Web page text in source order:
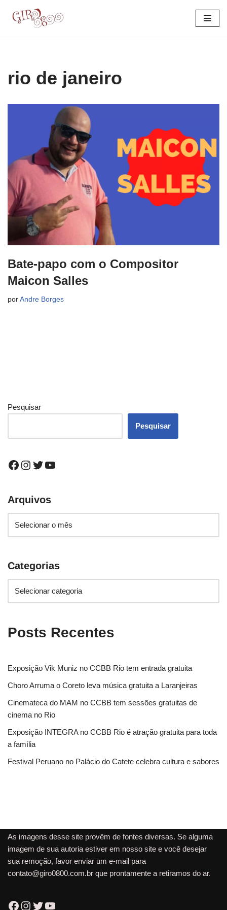
rio de janeiro
Bate-papo com o Compositor
Maicon Salles
por Andre Borges
Pesquisar
Pesquisar
Arquivos
Categorias
Posts Recentes
Exposição Vik Muniz no CCBB Rio tem entrada gratuita
Choro Arruma o Coreto leva música gratuita a Laranjeiras
Cinemateca do MAM no CCBB tem sessões gratuitas de
cinema no Rio
Exposição INTEGRA no CCBB Rio é atração gratuita para toda
a família
Festival Peruano no Palácio do Catete celebra cultura e sabores
As imagens desse site provêm de fontes diversas. Se alguma
imagem de sua autoria estiver em nosso site e você desejar
sua remoção, favor enviar um e-mail para
contato@giro0800.com.br que prontamente a retiramos do ar.